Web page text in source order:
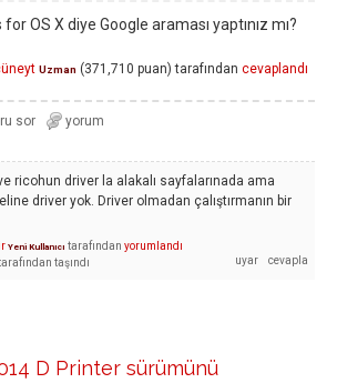
OS X diye Google araması yaptınız mı?
Uzman (371,710 puan) tarafından cevaplandı
ricohun driver la alakalı sayfalarınada ama
driver yok. Driver olmadan çalıştırmanın bir
Yeni Kullanıcı tarafından yorumlandı
taşındı
D Printer sürümünü